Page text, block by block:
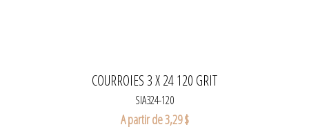
COURROIES 3 X 24 120 GRIT
SIA324-120
A partir de 3,29 $